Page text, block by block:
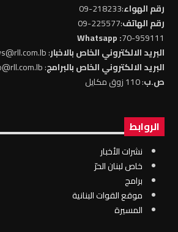
رقم الهواء:218233-09
رقم الهاتف:225577-09
70-959111
: Whatsapp
البريد الالكتروني الخاص بالاخبار: news@rll.com.lb
البريد الالكتروني الخاص بالبرامج: info@rll.com.lb
ص.ب: 110 زوق مكايل
الروابط
نشرات الأخبار
خاص لبنان الحرّ
برامج
موقع القوات البنانية
المسيرة